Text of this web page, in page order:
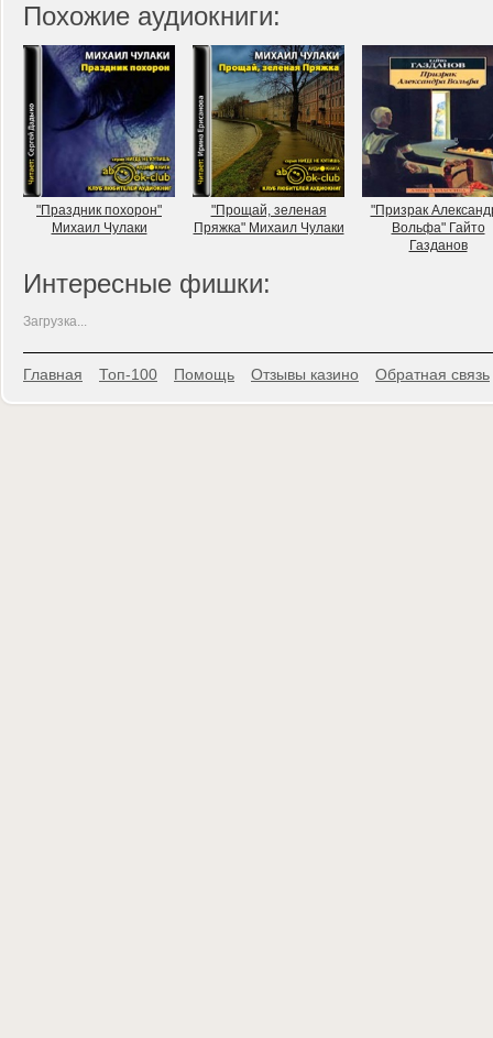
Похожие аудиокниги:
"Праздник похорон"
Михаил Чулаки
"Прощай, зеленая
Пряжка" Михаил Чулаки
"Призрак
Вольфа" Гайто
Газданов
Интересные фишки:
Загрузка...
Главная Топ-100 Помощь Отзывы казино Обратная связь